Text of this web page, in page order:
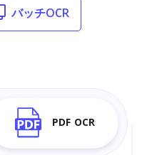
バッチOCR
PDF OCR